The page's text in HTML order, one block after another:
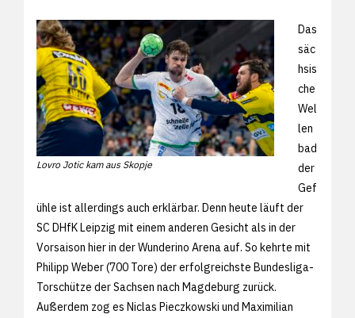
Lovro Jotic kam aus Skopje
Das
säc
hsis
che
Wel
len
bad
der
Gef
ühle ist allerdings auch erklärbar. Denn heute läuft der
SC DHfK Leipzig mit einem anderen Gesicht als in der
Vorsaison hier in der Wunderino Arena auf. So kehrte mit
Philipp Weber (700 Tore) der erfolgreichste Bundesliga-
Torschütze der Sachsen nach Magdeburg zurück.
Außerdem zog es Niclas Pieczkowski und Maximilian